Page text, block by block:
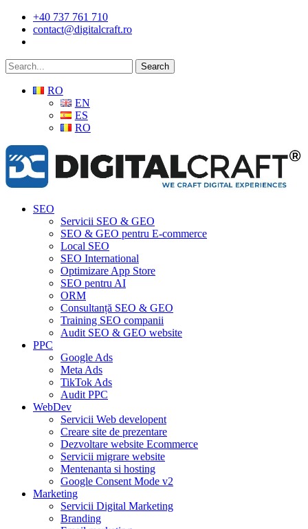
Skip
main
+40 737 761 710
contact@digitalcraft.ro
Search
RO
EN
ES
RO
Menu
SEO
Servicii SEO & GEO
SEO & GEO pentru E-commerce
Local SEO
SEO International
Optimizare App Store
SEO pentru AI
ORM
Consultanță SEO & GEO
Training SEO companii
Audit SEO & GEO website
PPC
Google Ads
Meta Ads
TikTok Ads
Audit PPC
WebDev
Servicii Web developent
Creare site de prezentare
Dezvoltare website Ecommerce
Servicii migrare website
Mentenanta si hosting
Google Consent Mode v2
Marketing
Servicii Digital Marketing
Branding